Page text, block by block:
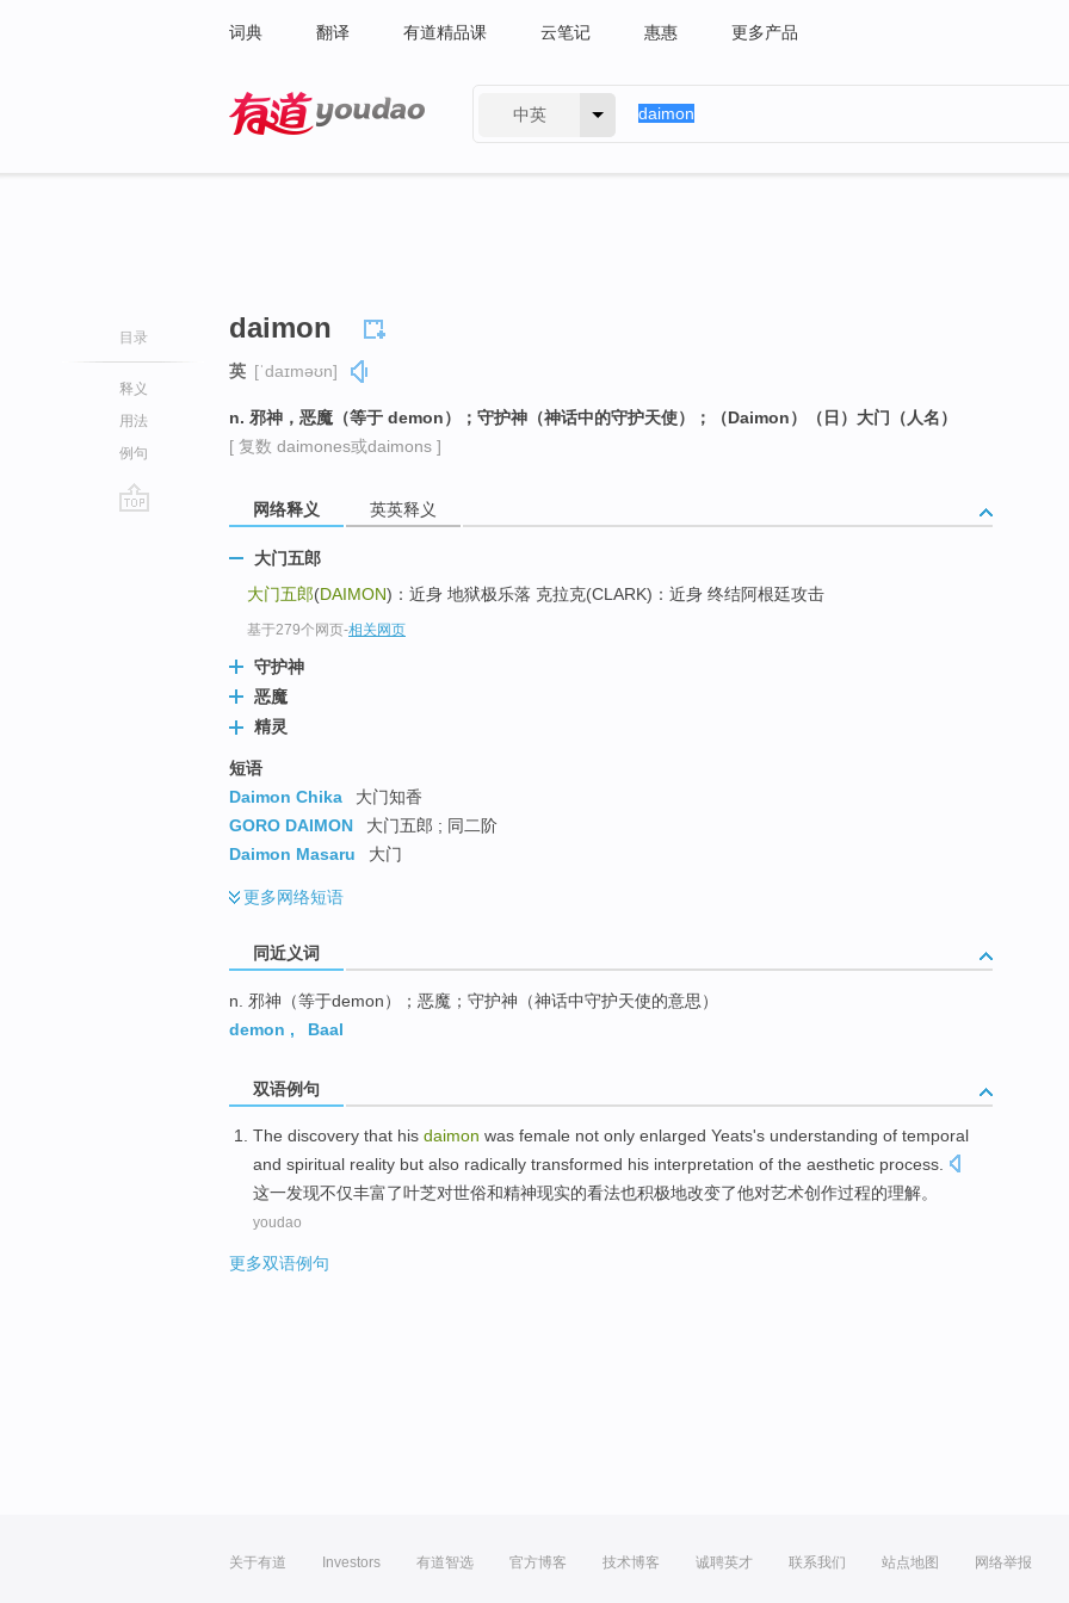
词典 翻译 有道精品课 云笔记 惠惠 更多产品
中英
目录
释义
用法
例句
daimon
英 [ˈdaɪməʊn]
n. 邪神，恶魔（等于 demon）；守护神（神话中的守护天使）；（Daimon）（日）大门（人名）
[ 复数 daimones或daimons ]
网络释义 英英释义
大门五郎
大门五郎(DAIMON)：近身 地狱极乐落 克拉克(CLARK)：近身 终结阿根廷攻击
基于279个网页-相关网页
守护神
恶魔
精灵
短语
Daimon Chika
大门知香
GORO DAIMON
大门五郎 ; 同二阶
Daimon Masaru
大门
更多网络短语
同近义词
n. 邪神（等于demon）；恶魔；守护神（神话中守护天使的意思）
demon , Baal
双语例句
The discovery that his daimon was female not only enlarged Yeats's understanding of temporal
and spiritual reality but also radically transformed his interpretation of the aesthetic process.
这一发现不仅丰富了叶芝对世俗和精神现实的看法也积极地改变了他对艺术创作过程的理解。
youdao
更多双语例句
关于有道 Investors 有道智选 官方博客 技术博客 诚聘英才 联系我们 站点地图 网络举报